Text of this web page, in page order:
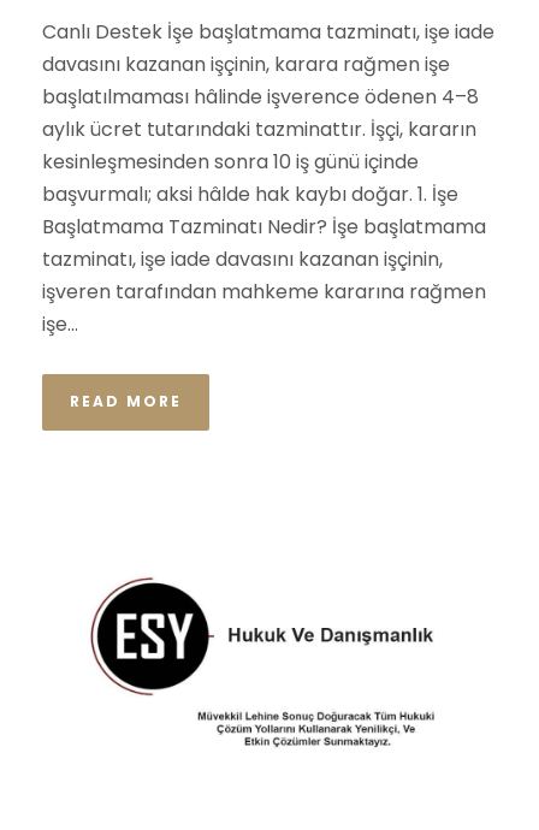
Canlı Destek İşe başlatmama tazminatı, işe iade
davasını kazanan işçinin, karara rağmen işe
başlatılmaması hâlinde işverence ödenen 4–8
aylık ücret tutarındaki tazminattır. İşçi, kararın
kesinleşmesinden sonra 10 iş günü içinde
başvurmalı; aksi hâlde hak kaybı doğar. 1. İşe
Başlatmama Tazminatı Nedir? İşe başlatmama
tazminatı, işe iade davasını kazanan işçinin,
işveren tarafından mahkeme kararına rağmen
işe...
READ MORE